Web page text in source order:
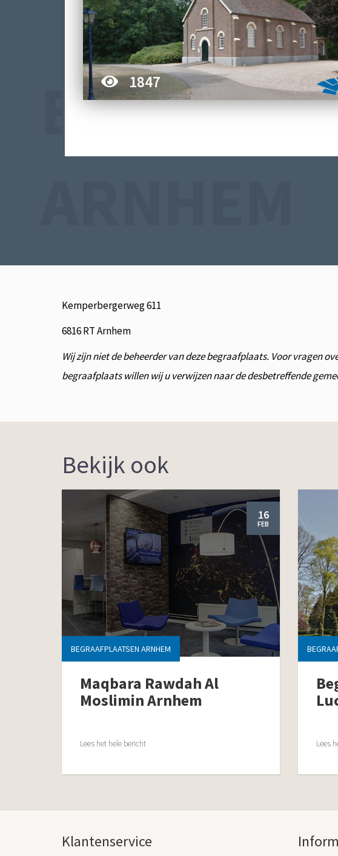
1847
Kemperbergerweg 611
6816 RT Arnhem
Wij zijn niet de beheerder van deze begraafplaats. Voor vragen
begraafplaats willen wij u verwijzen naar de desbetreffende
Bekijk ook
16
FEB
BEGRAAFPLAATSEN ARNHEM
Maqbara Rawdah Al
Moslimin Arnhem
Lees het hele bericht Lees
Klantenservice